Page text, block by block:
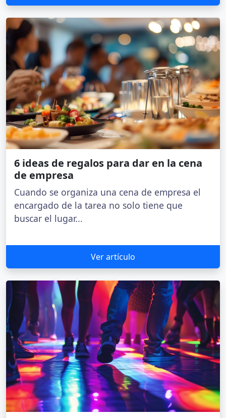
6 ideas de regalos para dar en la cena
de empresa
Cuando se organiza una cena de empresa el
encargado de la tarea no solo tiene que
buscar el lugar...
Ver artículo